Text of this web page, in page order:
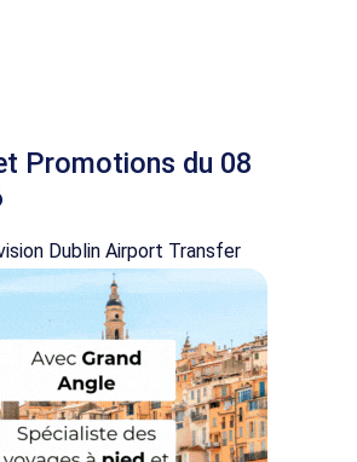
Promotions du 08